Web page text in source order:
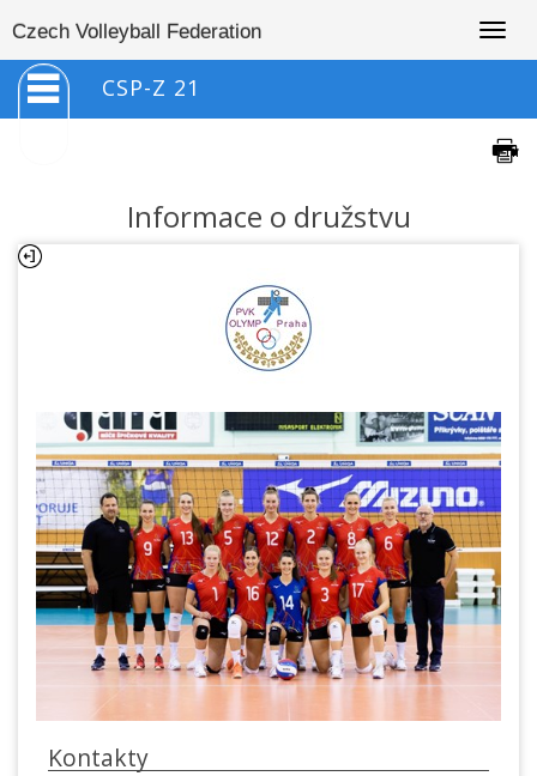
Czech Volleyball Federation
CSP-Z 21
Informace o družstvu
Kontakty